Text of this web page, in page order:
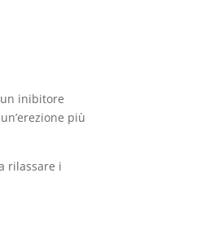
inibitore
più
rilassare i